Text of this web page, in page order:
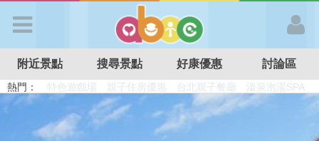
APP登入
首 頁
附近景點 搜尋景點 好康優惠 討論區
熱門： 溜滑梯民宿 觀光工廠 DIY摘果
日本親子景點
特色遊戲場
親子住房優惠 台北親子餐廳 溫泉泡湯SPA